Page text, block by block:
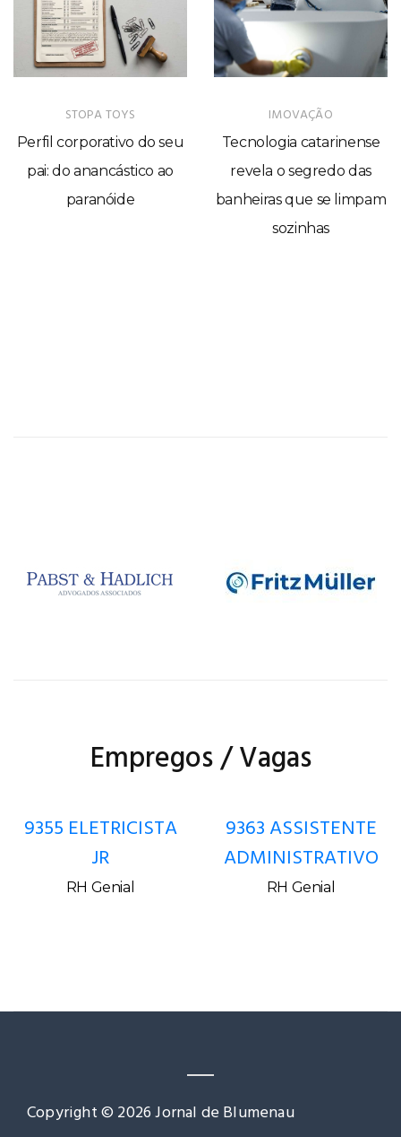
STOPA TOYS
Perfil corporativo do seu
pai: do anancástico ao
paranóide
IMOVAÇÃO
Tecnologia catarinense
revela o segredo das
banheiras que se limpam
sozinhas
Empregos / Vagas
9355 ELETRICISTA
JR
RH Genial
9363 ASSISTENTE
ADMINISTRATIVO
RH Genial
Copyright © 2026 Jornal de Blumenau